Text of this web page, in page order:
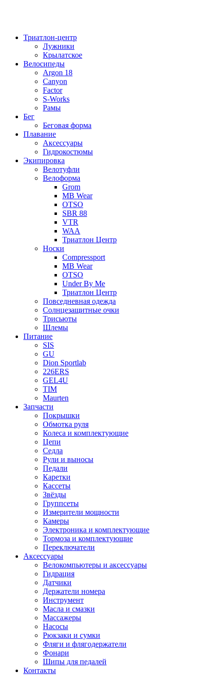
Триатлон-центр
Лужники
Крылатское
Велосипеды
Argon 18
Canyon
Factor
S-Works
Рамы
Бег
Беговая форма
Плавание
Аксессуары
Гидрокостюмы
Экипировка
Велотуфли
Велоформа
Grom
MB Wear
OTSO
SBR 88
VTR
WAA
Триатлон Центр
Носки
Compressport
MB Wear
OTSO
Under By Me
Триатлон Центр
Повседневная одежда
Солнцезащитные очки
Трисьюты
Шлемы
Питание
SIS
GU
Dion Sportlab
226ERS
GEL4U
TIM
Maurten
Запчасти
Покрышки
Обмотка руля
Колеса и комплектующие
Цепи
Седла
Рули и выносы
Педали
Каретки
Кассеты
Звёзды
Группсеты
Измерители мощности
Камеры
Электроника и комплектующие
Тормоза и комплектующие
Переключатели
Аксессуары
Велокомпьютеры и аксессуары
Гидрация
Датчики
Держатели номера
Инструмент
Масла и смазки
Массажеры
Насосы
Рюкзаки и сумки
Фляги и флягодержатели
Фонари
Шипы для педалей
Контакты